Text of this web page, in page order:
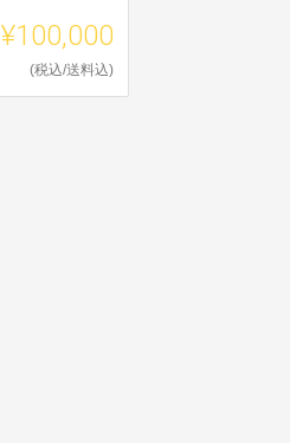
¥100,000
(税込/送料込)